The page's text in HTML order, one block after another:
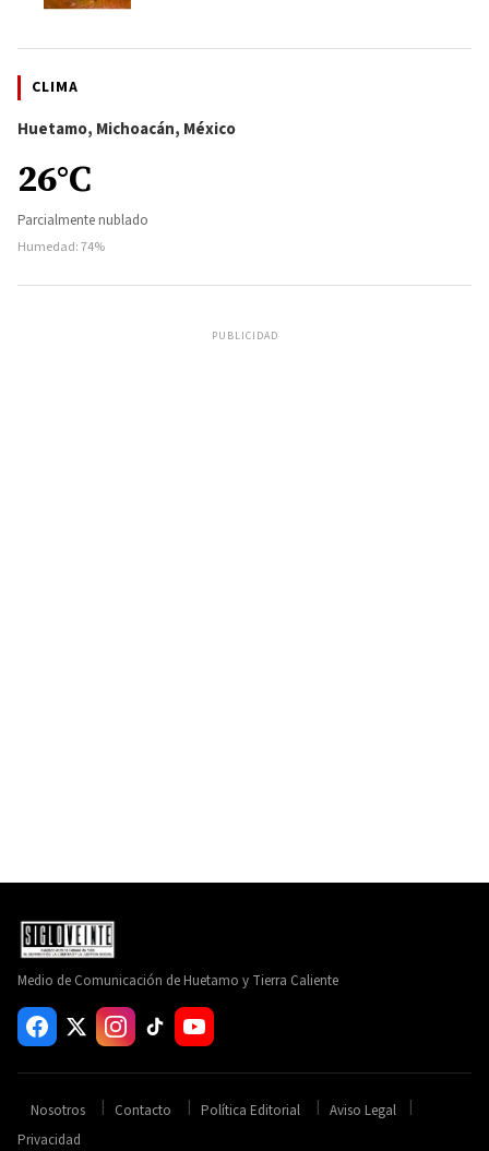
CLIMA
Huetamo, Michoacán, México
26°C
Parcialmente nublado
Humedad: 74%
PUBLICIDAD
Medio de Comunicación de Huetamo y Tierra Caliente
Nosotros Contacto Política Editorial
Aviso Legal
Privacidad